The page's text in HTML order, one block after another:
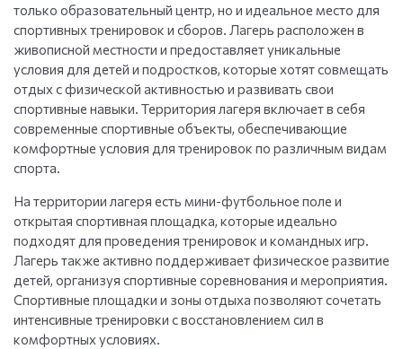
только образовательный центр, но и идеальное место для
спортивных тренировок и сборов. Лагерь расположен в
живописной местности и предоставляет уникальные
условия для детей и подростков, которые хотят совмещать
отдых с физической активностью и развивать свои
спортивные навыки. Территория лагеря включает в себя
современные спортивные объекты, обеспечивающие
комфортные условия для тренировок по различным видам
спорта.
На территории лагеря есть мини-футбольное поле и
открытая спортивная площадка, которые идеально
подходят для проведения тренировок и командных игр.
Лагерь также активно поддерживает физическое развитие
детей, организуя спортивные соревнования и мероприятия.
Спортивные площадки и зоны отдыха позволяют сочетать
интенсивные тренировки с восстановлением сил в
комфортных условиях.